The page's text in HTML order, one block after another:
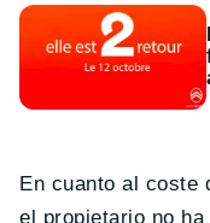
En cuanto al coste
el propietario no